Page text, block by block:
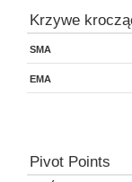
Krzywe
SMA
EMA
Pivot Points